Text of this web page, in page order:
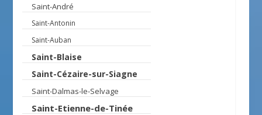
Saint-André
Saint-Antonin
Saint-Auban
Saint-Blaise
Saint-Cézaire-sur-Siagne
Saint-Dalmas-le-Selvage
Saint-Etienne-de-Tinée